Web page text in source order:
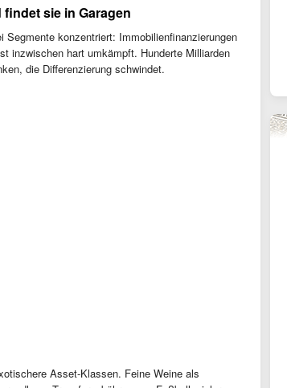
sie in Garagen
konzentriert: Immobilienfinanzierungen
inzwischen hart umkämpft. Hunderte Milliarden
die Differenzierung schwindet.
Asset-Klassen. Feine Weine als